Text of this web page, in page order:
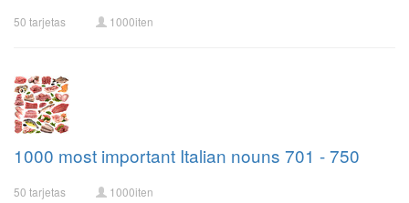
50 tarjetas 1000iten
1000 most important Italian nouns 701 - 750
50 tarjetas 1000iten